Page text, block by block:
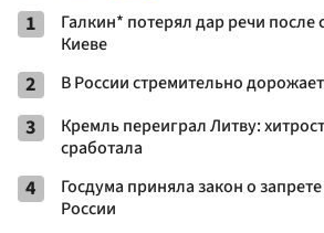
1
Галкин* потерял дар речи после
Киеве
2 В России стремительно
3
Кремль переиграл Литву:
сработала
4
Госдума приняла закон о
России